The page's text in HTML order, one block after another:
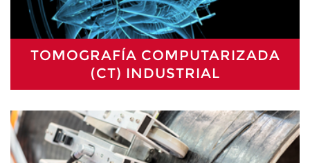
TOMOGRAFÍA COMPUTARIZADA
(CT) INDUSTRIAL